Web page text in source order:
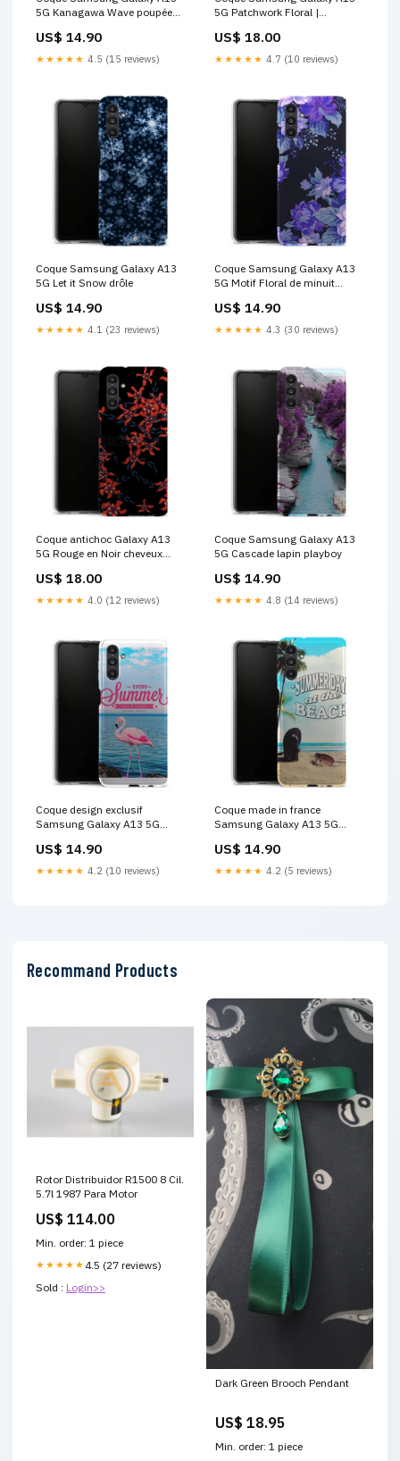
5G Kanagawa Wave poupées
US$ 14.90
★★★★★ 4.5 (15 reviews)
5G Patchwork Floral |
à Fleurs moto de sport
US$ 18.00
★★★★★ 4.7 (10 reviews)
Coque Samsung Galaxy A13
5G Let it Snow drôle
US$ 14.90
★★★★★ 4.1 (23 reviews)
Coque Samsung Galaxy A13
5G Motif Floral de minuit
US$ 14.90
★★★★★ 4.3 (30 reviews)
Coque antichoc Galaxy A13
5G Rouge en Noir cheveux
US$ 18.00
★★★★★ 4.0 (12 reviews)
Coque Samsung Galaxy A13
5G Cascade lapin playboy
US$ 14.90
★★★★★ 4.8 (14 reviews)
Coque design exclusif
Samsung Galaxy A13 5G
Silicone, Motif Nature tropical
US$ 14.90
★★★★★ 4.2 (10 reviews)
Coque made in france
Samsung Galaxy A13 5G
Motif Floral ile
US$ 14.90
★★★★★ 4.2 (5 reviews)
Recommand Products
Rotor Distribuidor R1500 8 Cil.
5.7l 1987 Para Motor
US$ 114.00
Min. order: 1 piece
★★★★★ 4.5 (27 reviews)
Sold : Login>>
Dark Green Brooch Pendant
US$ 18.95
Min. order: 1 piece